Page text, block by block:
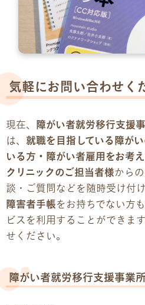
気軽にお問い合わせく
現在、 障がい者就労移行支援
は、 就職を目指している障が
いる方・障がい者雇用をお考
クリニックのご担当者様から
談・ご質問などを随時受け付け
障害者手帳をお持ちでない方
ビスを利用することができま
せください。
障がい者就労移行支援事業